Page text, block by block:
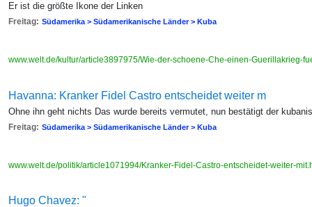
Er ist die größte Ikone der Linken
Freitag: Südamerika > Südamerikanische Länder > Kuba
www.welt.de/kultur/article3897975/Wie-der-schoene-Che-einen-Guerillakrieg-
Havanna: Kranker Fidel Castro entscheidet weiter m
Ohne ihn geht nichts Das wurde bereits vermutet, nun bestätigt der
Freitag: Südamerika > Südamerikanische Länder > Kuba
www.welt.de/politik/article1071994/Kranker-Fidel-Castro-entscheidet-weiter-
Hugo Chavez: "